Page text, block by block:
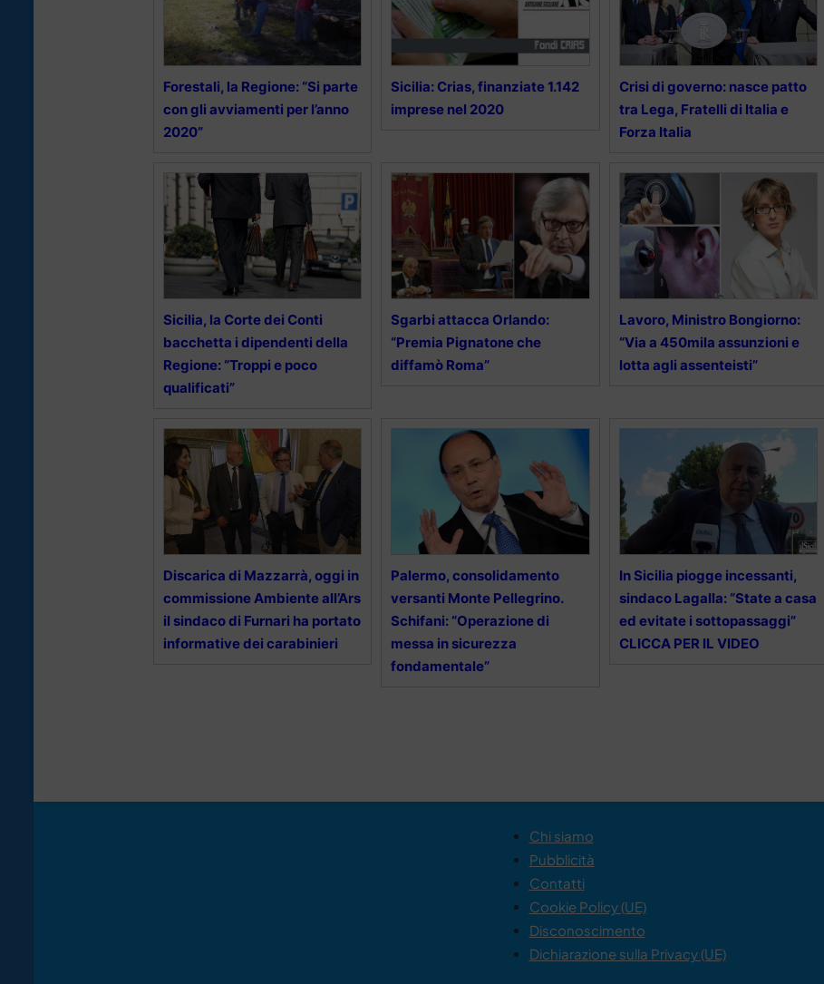
Forestali, la Regione: “Si parte
con gli avviamenti per l’anno
2020”
Sicilia: Crias, finanziate 1.142
imprese nel 2020
Crisi di governo: nasce patto
tra Lega, Fratelli di Italia e
Forza Italia
Sicilia, la Corte dei Conti
bacchetta i dipendenti della
Regione: “Troppi e poco
qualificati”
Sgarbi attacca Orlando:
“Premia Pignatone che
diffamò Roma”
Lavoro, Ministro Bongiorno:
“Via a 450mila assunzioni e
lotta agli assenteisti”
Discarica di Mazzarrà, oggi in
commissione Ambiente all’Ars
il sindaco di Furnari ha portato
informative dei carabinieri
Palermo, consolidamento
versanti Monte Pellegrino.
Schifani: “Operazione di
messa in sicurezza
fondamentale”
In Sicilia piogge incessanti,
sindaco Lagalla: “State a casa
ed evitate i sottopassaggi”
CLICCA PER IL VIDEO
Chi siamo
Pubblicità
Contatti
Cookie Policy (UE)
Disconoscimento
Dichiarazione sulla Privacy (UE)